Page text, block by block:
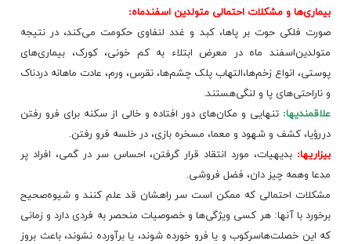
بیماری‌ها و مشکلات‌ احتمالی‌ متولدین‌ اسفندماه‌:
صورت‌ فلکی‌ حوت‌ بر پاها، کبد و غدد لنفاوی‌ حکومت‌ می‌کند، در نتیجه‌
متولدین‌اسفند ماه‌ در معرض‌ ابتلاء به‌ کم‌ خونی‌، کورک‌، بیماری‌های‌
پوستی‌، انواع‌ زخم‌ها،التهاب‌ پلک‌ چشم‌ها، نقرس‌، ورم‌، عادت‌ ماهانه‌ دردناک‌
و ناراحتی‌های‌ پا و لنگی‌هستند.
علاقمندیها: تنهایی‌ و مکان‌های‌ دور افتاده‌ و خالی‌ از سکنه‌ برای‌ فرو رفتن‌
دررؤیا، کشف‌ و شهود و معما، مسخره‌ بازی‌، در خلسه‌ فرو رفتن‌.
بیزاریها: بدیهیات‌، مورد انتقاد قرار گرفتن‌، احساس‌ سر در گمی‌، افراد پر
مدعا وهمه‌ چیز دان‌، فضل‌ فروشی‌.
مشکلات‌ احتمالی‌ که‌ ممکن‌ است‌ سر راهشان‌ قد علم‌ کنند و شیوه‌صحیح‌
برخورد با آنها: هر کسی‌ ویژگی‌ها و خصوصیات‌ منحصر به‌ فردی‌ دارد و زمانی‌
که‌ این‌ خصلت‌هاسرکوب‌ و یا فرو خورده‌ شوند، یا برآورده‌ نشوند، باعث‌ بروز